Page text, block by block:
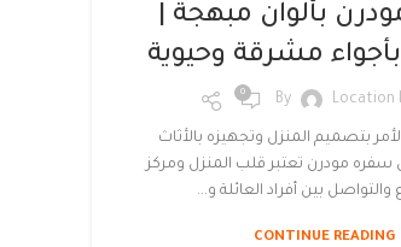
بألوان مبهجة |
مشرقة وحيوية
By Location
0
بتصميم المنزل وتجهيزه بالأثاث
سفره مودرن تعتبر قلب المنزل ومركز
والتواصل بين أفراد العائلة و...
CONTINUE READING